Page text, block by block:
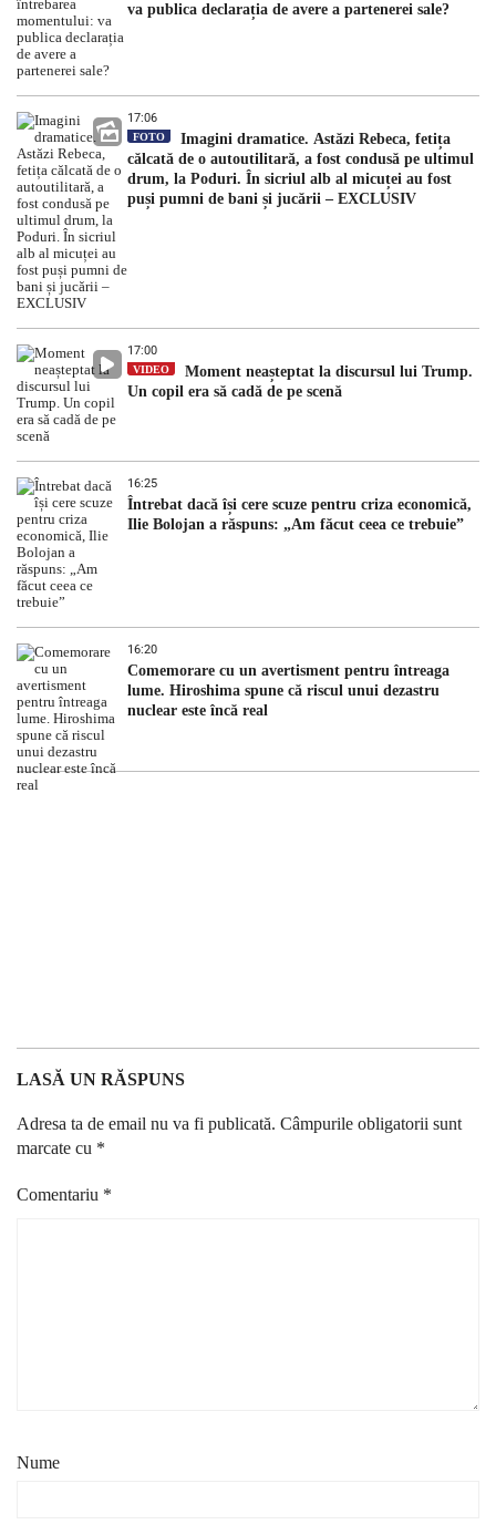
va publica declarația de avere a partenerei sale?
17:06
FOTO
Imagini dramatice. Astăzi Rebeca, fetița
călcată de o autoutilitară, a fost condusă pe ultimul
drum, la Poduri. În sicriul alb al micuței au fost
puși pumni de bani și jucării – EXCLUSIV
17:00
VIDEO
Moment neașteptat la discursul lui Trump.
Un copil era să cadă de pe scenă
16:25
Întrebat dacă își cere scuze pentru criza economică,
Ilie Bolojan a răspuns: „Am făcut ceea ce trebuie”
16:20
Comemorare cu un avertisment pentru întreaga
lume. Hiroshima spune că riscul unui dezastru
nuclear este încă real
LASĂ UN RĂSPUNS
Adresa ta de email nu va fi publicată. Câmpurile obligatorii sunt
marcate cu *
Comentariu *
Nume